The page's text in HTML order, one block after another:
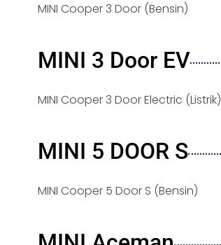
MINI Cooper 3 Door (Bensin)
MINI 3 Door EV
MINI Cooper 3 Door Electric (Listrik)
MINI 5 DOOR S
MINI Cooper 5 Door S (Bensin)